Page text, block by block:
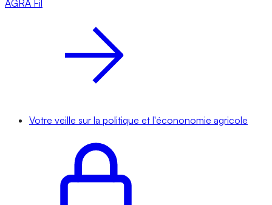
AGRA Fil
Votre veille sur la politique et l'écononomie agricole